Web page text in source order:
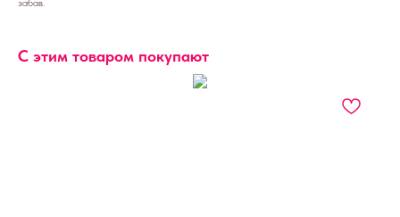
забав.
С этим товаром покупают